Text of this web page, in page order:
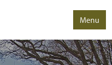
Menu